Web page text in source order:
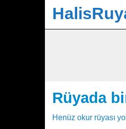
Rüyada
Henüz okur rüyası